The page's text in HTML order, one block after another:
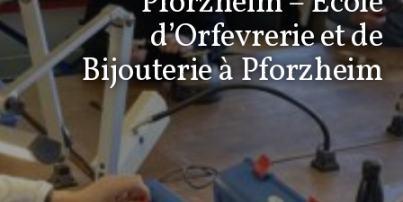
d’Orfevrerie et de
Bijouterie à Pforzheim
La Gravure
Contact & devis